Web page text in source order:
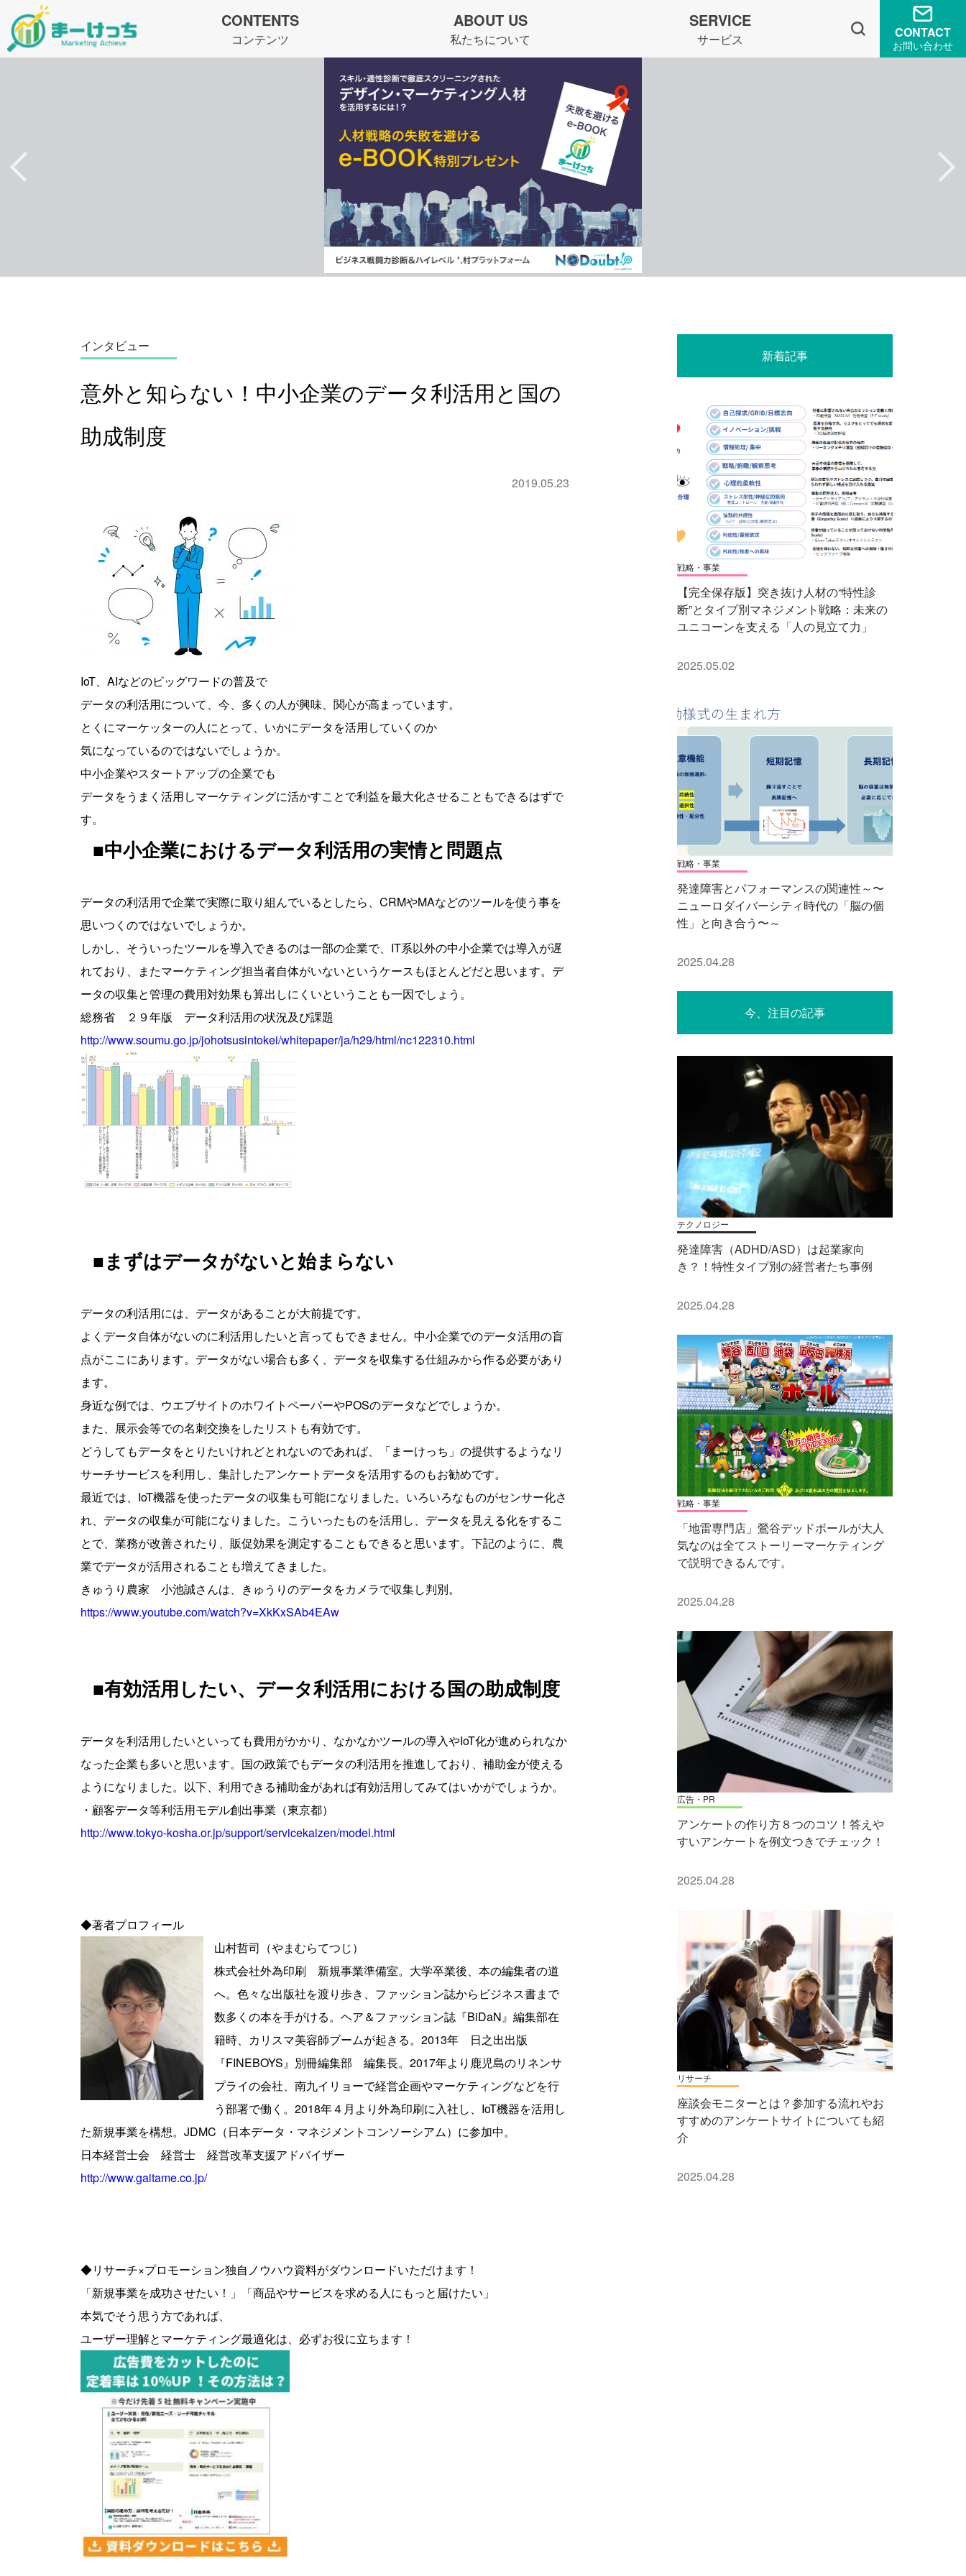
CONTENTS
コンテンツ
ABOUT US
私たちについて
SERVICE
サービス CONTACT
お問い合わせ
インタビュー
意外と知らない！中小企業のデータ利活用と国の
助成制度
2019.05.23
IoT、AIなどのビッグワードの普及で
データの利活用について、今、多くの人が興味、関心が高まっています。
とくにマーケッターの人にとって、いかにデータを活用していくのか
気になっているのではないでしょうか。
中小企業やスタートアップの企業でも
データをうまく活用しマーケティングに活かすことで利益を最大化させることもできるはずで
す。
■中小企業におけるデータ利活用の実情と問題点
データの利活用で企業で実際に取り組んでいるとしたら、CRMやMAなどのツールを使う事を
思いつくのではないでしょうか。
しかし、そういったツールを導入できるのは一部の企業で、IT系以外の中小企業では導入が遅
れており、またマーケティング担当者自体がいないというケースもほとんどだと思います。デ
ータの収集と管理の費用対効果も算出しにくいということも一因でしょう。
総務省 ２９年版 データ利活用の状況及び課題
http://www.soumu.go.jp/johotsusintokei/whitepaper/ja/h29/html/nc122310.html
■まずはデータがないと始まらない
データの利活用には、データがあることが大前提です。
よくデータ自体がないのに利活用したいと言ってもできません。中小企業でのデータ活用の盲
点がここにあります。データがない場合も多く、データを収集する仕組みから作る必要があり
ます。
身近な例では、ウエブサイトのホワイトペーパーやPOSのデータなどでしょうか。
また、展示会等での名刺交換をしたリストも有効です。
どうしてもデータをとりたいけれどとれないのであれば、「まーけっち」の提供するようなリ
サーチサービスを利用し、集計したアンケートデータを活用するのもお勧めです。
最近では、IoT機器を使ったデータの収集も可能になりました。いろいろなものがセンサー化さ
れ、データの収集が可能になりました。こういったものを活用し、データを見える化をするこ
とで、業務が改善されたり、販促効果を測定することもできると思います。下記のように、農
業でデータが活用されることも増えてきました。
きゅうり農家 小池誠さんは、きゅうりのデータをカメラで収集し判別。
https://www.youtube.com/watch?v=XkKxSAb4EAw
■有効活用したい、データ利活用における国の助成制度
データを利活用したいといっても費用がかかり、なかなかツールの導入やIoT化が進められなか
なった企業も多いと思います。国の政策でもデータの利活用を推進しており、補助金が使える
ようになりました。以下、利用できる補助金があれば有効活用してみてはいかがでしょうか。
・顧客データ等利活用モデル創出事業（東京都）
http://www.tokyo-kosha.or.jp/support/servicekaizen/model.html
◆著者プロフィール
山村哲司（やまむらてつじ）
株式会社外為印刷 新規事業準備室。大学卒業後、本の編集者の道
へ。 色々な出版社を渡り歩き、 ファッション誌からビジネス書まで
数多くの本を手がける。ヘア＆ファッション誌『BiDaN』編集部在
籍時、 カリスマ美容師ブームが起きる。 2013年 日之出出版
『FINEBOYS』別冊編集部 編集長。 2017年より鹿児島のリネンサ
プライの会社、 南九イリョーで経営企画やマーケティングなどを行
う部署で働く。 2018年４月より外為印刷に入社し、 IoT機器を活用し
た新規事業を構想。 JDMC （日本データ・ マネジメントコンソーシアム）に参加中。
日本経営士会 経営士 経営改革支援アドバイザー
http://www.gaitame.co.jp/
◆リサーチ×プロモーション独自ノウハウ資料がダウンロードいただけます！
「新規事業を成功させたい！」「商品やサービスを求める人にもっと届けたい」
本気でそう思う方であれば、
ユーザー理解とマーケティング最適化は、必ずお役に立ちます！
新着記事
戦略・事業
【完全保存版】突き抜け人材の“特性診
断”とタイプ別マネジメント戦略：未来の
ユニコーンを支える「人の見立て力」
2025.05.02
戦略・事業
発達障害とパフォーマンスの関連性～〜
ニューロダイバーシティ時代の「脳の個
性」と向き合う〜～
2025.04.28
今、注目の記事
テクノロジー
発達障害（ADHD/ASD）は起業家向
き？！特性タイプ別の経営者たち事例
2025.04.28
戦略・事業
「地雷専門店」鶯谷デッドボールが大人
気なのは全てストーリーマーケティング
で説明できるんです。
2025.04.28
広告・PR
アンケートの作り方８つのコツ！答えや
すいアンケートを例文つきでチェック！
2025.04.28
リサーチ
座談会モニターとは？参加する流れやお
すすめのアンケートサイトについても紹
介
2025.04.28